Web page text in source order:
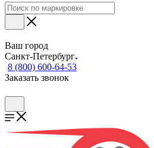
Ваш город
Санкт-Петербург
8 (800) 600-64-53
Заказать звонок